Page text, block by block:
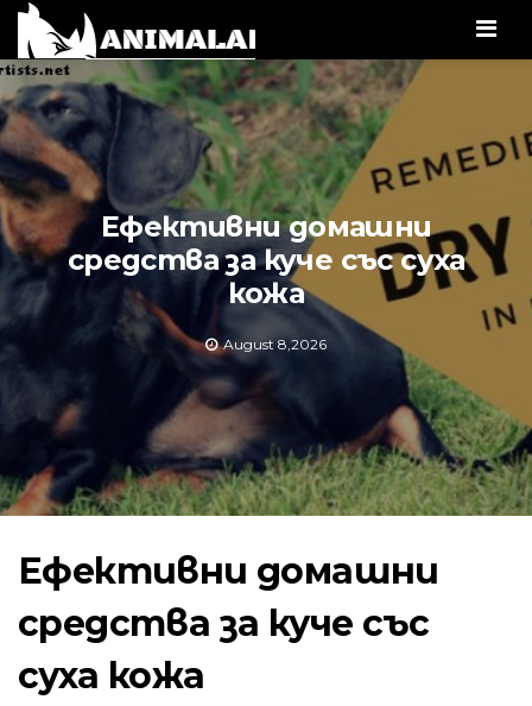
Ефективни домашни
средства за куче със суха
кожа
August 8,2026
Ефективни домашни
средства за куче със
суха кожа